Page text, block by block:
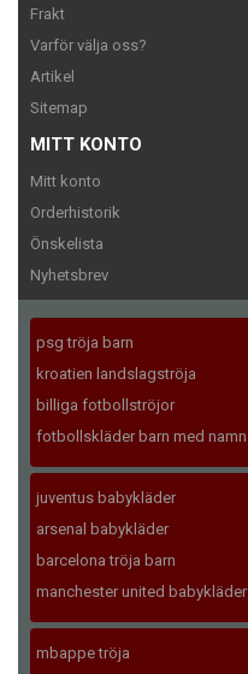
Frakt
Varför välja oss?
Artikel
Sitemap
MITT KONTO
Mitt konto
Orderhistorik
Önskelista
Nyhetsbrev
psg tröja barn
kroatien landslagströja
billiga fotbollströjor
fotbollskläder barn med namn
juventus babykläder
arsenal babykläder
barcelona tröja barn
manchester united babykläder
mbappe tröja